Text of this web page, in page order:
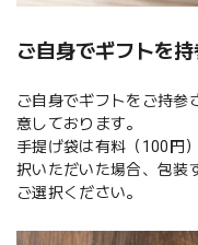
ご自身でギフトを
ご自身でギフトをご持参
意しております。
手提げ袋は有料（100円
択いただいた場合、包装
ご選択ください。